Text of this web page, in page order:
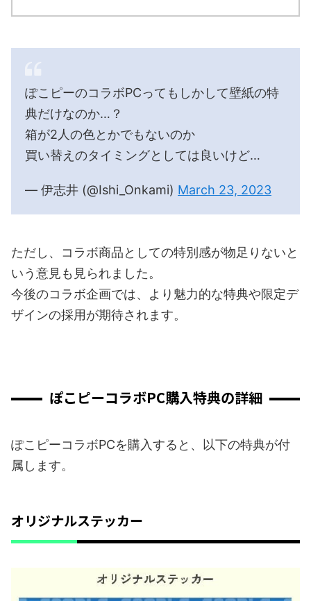
ぽこピーのコラボPCってもしかして壁紙の特
典だけなのか…？
箱が2人の色とかでもないのか
買い替えのタイミングとしては良いけど…
— 伊志井 (@Ishi_Onkami) March 23, 2023
ただし、コラボ商品としての特別感が物足りないと
いう意見も見られました。
今後のコラボ企画では、より魅力的な特典や限定デ
ザインの採用が期待されます。
ぽこピーコラボPC購入特典の詳細
ぽこピーコラボPCを購入すると、以下の特典が付
属します。
オリジナルステッカー